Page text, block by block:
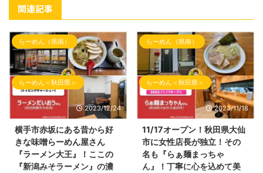
関連記事
らーめん（県南）
らーめん＜秋田県＞
2023/12/24
横手市赤坂にある昔から好
きな味噌らーめん屋さん
『ラーメン大王』！ここの
『新潟みそラーメン』の濃
らーめん（県南）
らーめん＜秋田県＞
2023/11/18
11/17オープン！秋田県大仙
市に女性店長が独立！その
名も『らぁ麺まっちゃ
ん』！丁寧に心を込めて美